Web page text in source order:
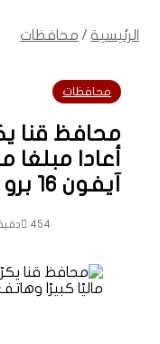
الرئيسية / محافظات
محافظات
محافظ قنا
أعادا مبلغا
آيفون 16 برو ماكس لصاحبهما
454